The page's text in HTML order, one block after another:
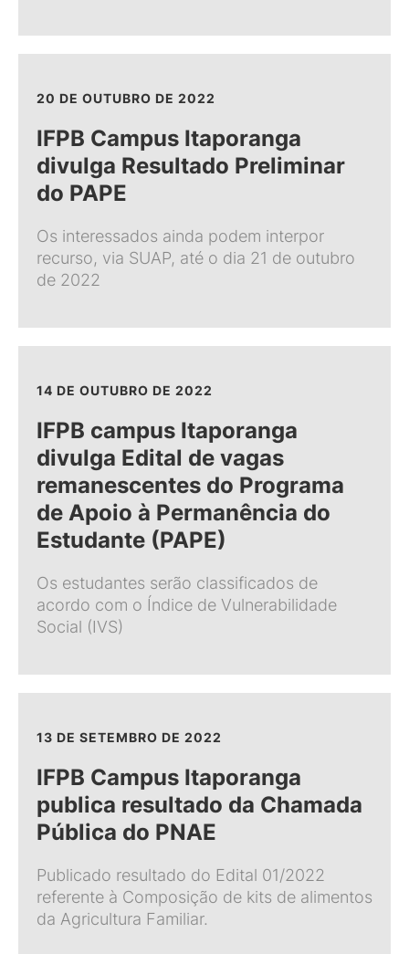
20 DE OUTUBRO DE 2022
IFPB Campus Itaporanga
divulga Resultado Preliminar
do PAPE
Os interessados ainda podem interpor
recurso, via SUAP, até o dia 21 de outubro
de 2022
14 DE OUTUBRO DE 2022
IFPB campus Itaporanga
divulga Edital de vagas
remanescentes do Programa
de Apoio à Permanência do
Estudante (PAPE)
Os estudantes serão classificados de
acordo com o Índice de Vulnerabilidade
Social (IVS)
13 DE SETEMBRO DE 2022
IFPB Campus Itaporanga
publica resultado da Chamada
Pública do PNAE
Publicado resultado do Edital 01/2022
referente à Composição de kits de alimentos
da Agricultura Familiar.